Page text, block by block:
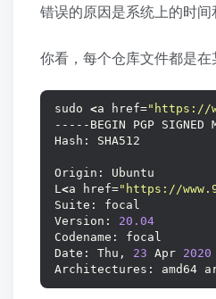
错误的原因是系统上的时间
你看，每个仓库文件都是
sudo <a href="https://
-----BEGIN PGP SIGNED
Hash: SHA512
Origin: Ubuntu
L<a href="https://
Suite: focal
Version: 20.04
Codename: focal
Date: Thu, 23 Apr 2020
Architectures: amd64